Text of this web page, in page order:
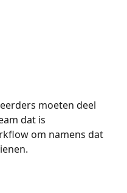
moeten deel
dat is
om namens dat